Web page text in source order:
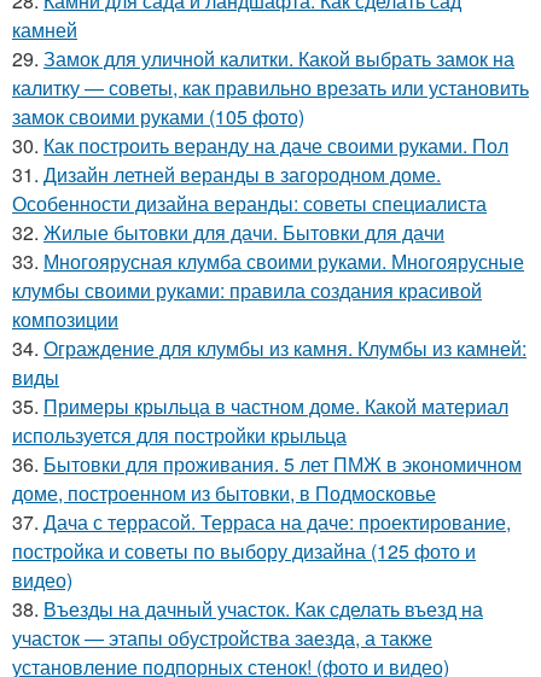
камней
29. Замок для уличной калитки. Какой выбрать замок на
калитку — советы, как правильно врезать или установить
замок своими руками (105 фото)
30. Как построить веранду на даче своими руками. Пол
31. Дизайн летней веранды в загородном доме.
Особенности дизайна веранды: советы специалиста
32. Жилые бытовки для дачи. Бытовки для дачи
33. Многоярусная клумба своими руками. Многоярусные
клумбы своими руками: правила создания красивой
композиции
34. Ограждение для клумбы из камня. Клумбы из камней:
виды
35. Примеры крыльца в частном доме. Какой материал
используется для постройки крыльца
36. Бытовки для проживания. 5 лет ПМЖ в экономичном
доме, построенном из бытовки, в Подмосковье
37. Дача с террасой. Терраса на даче: проектирование,
постройка и советы по выбору дизайна (125 фото и
видео)
38. Въезды на дачный участок. Как сделать въезд на
участок — этапы обустройства заезда, а также
установление подпорных стенок! (фото и видео)